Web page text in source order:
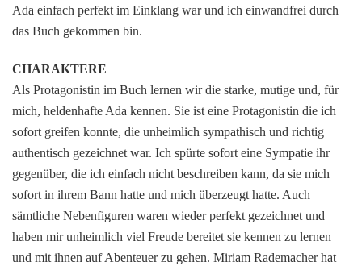
Ada einfach perfekt im Einklang war und ich einwandfrei durch
das Buch gekommen bin.
CHARAKTERE
Als Protagonistin im Buch lernen wir die starke, mutige und, für
mich, heldenhafte Ada kennen. Sie ist eine Protagonistin die ich
sofort greifen konnte, die unheimlich sympathisch und richtig
authentisch gezeichnet war. Ich spürte sofort eine Sympatie ihr
gegenüber, die ich einfach nicht beschreiben kann, da sie mich
sofort in ihrem Bann hatte und mich überzeugt hatte. Auch
sämtliche Nebenfiguren waren wieder perfekt gezeichnet und
haben mir unheimlich viel Freude bereitet sie kennen zu lernen
und mit ihnen auf Abenteuer zu gehen. Miriam Rademacher hat